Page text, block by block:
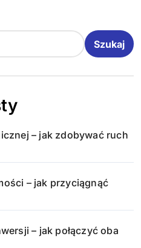
Szukaj
– jak zdobywać ruch
– jak przyciągnąć
– jak połączyć oba